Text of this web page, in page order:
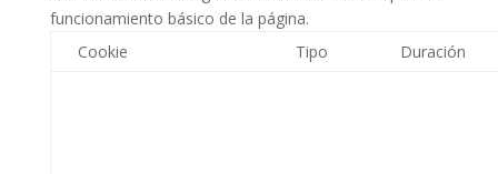
funcionamiento básico de la página.
Cookie
Tipo Duración